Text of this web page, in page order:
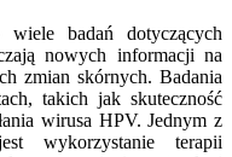
wiele badań dotyczących
nowych informacji na
zmian skórnych. Badania
takich jak skuteczność
wirusa HPV. Jednym z
wykorzystanie terapii